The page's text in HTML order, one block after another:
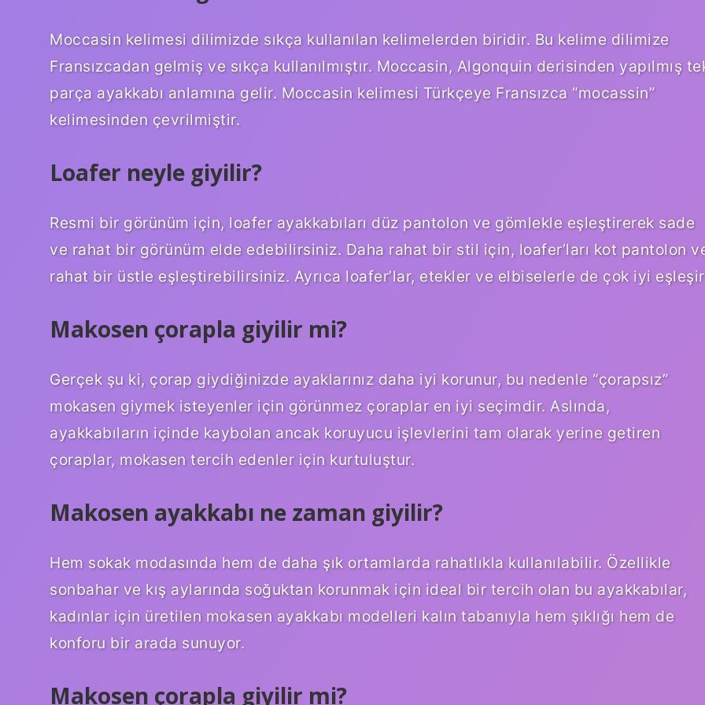
Moccasin kelimesi dilimizde sıkça kullanılan kelimelerden biridir. Bu kelime dilimize
Fransızcadan gelmiş ve sıkça kullanılmıştır. Moccasin, Algonquin derisinden yapılmış
parça ayakkabı anlamına gelir. Moccasin kelimesi Türkçeye Fransızca “mocassin”
kelimesinden çevrilmiştir.
Loafer neyle giyilir?
Resmi bir görünüm için, loafer ayakkabıları düz pantolon ve gömlekle eşleştirerek sade
ve rahat bir görünüm elde edebilirsiniz. Daha rahat bir stil için, loafer’ları kot pantolon
rahat bir üstle eşleştirebilirsiniz. Ayrıca loafer’lar, etekler ve elbiselerle de çok iyi
Makosen çorapla giyilir mi?
Gerçek şu ki, çorap giydiğinizde ayaklarınız daha iyi korunur, bu nedenle “çorapsız”
mokasen giymek isteyenler için görünmez çoraplar en iyi seçimdir. Aslında,
ayakkabıların içinde kaybolan ancak koruyucu işlevlerini tam olarak yerine getiren
çoraplar, mokasen tercih edenler için kurtuluştur.
Makosen ayakkabı ne zaman giyilir?
Hem sokak modasında hem de daha şık ortamlarda rahatlıkla kullanılabilir. Özellikle
sonbahar ve kış aylarında soğuktan korunmak için ideal bir tercih olan bu ayakkabılar,
kadınlar için üretilen mokasen ayakkabı modelleri kalın tabanıyla hem şıklığı hem de
konforu bir arada sunuyor.
Makosen çorapla giyilir mi?